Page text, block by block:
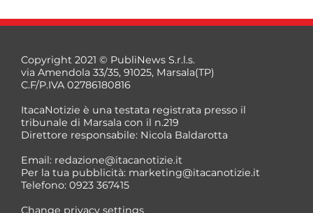
*
Copyright 2021 © PubliNews S.r.l.s.
via Amendola 33/35, 91025, Marsala(TP)
C.F/P.IVA 02786180816
ItacaNotizie è una testata registrata presso il
tribunale di Marsala con il n.219
Direttore responsabile: Nicola Baldarotta
Email: redazione@itacanotizie.it
Per la tua pubblicità: marketing@itacanotizie.it
Telefono: 0923 367415
Change privacy settings